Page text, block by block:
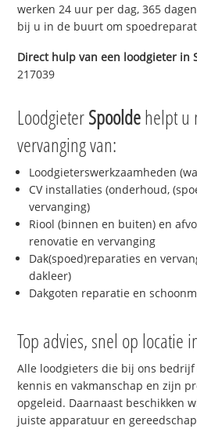
werken 24 uur per dag, 365
bij u in de buurt om
Direct hulp van een loodgieter in
217039
LoodgieterSpooldehelpt u
vervanging van:
Loodgieterswerkzaamheden
CV installaties (onderhoud,
vervanging)
Riool (binnen en buiten) en
renovatie en vervanging
Dak(spoed)reparaties en
dakleer)
Dakgoten reparatie en
Top advies, snel op locatie
Alle loodgieters die bij ons
kennis en vakmanschap en zijn
opgeleid. Daarnaast beschikken
juiste apparatuur en